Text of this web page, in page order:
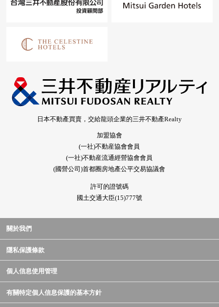
日本不動產買賣，交給龍頭企業的三井不動產Realty
加盟協會
(一社)不動産協會會員
(一社)不動産流通經營協會會員
(國營公司)首都圈房地產公平交易協議會
許可的證號碼
國土交通大臣(15)777號
關於我們
隱私保護條款
個人信息使用管理
有關特定個人信息保護的基本方針